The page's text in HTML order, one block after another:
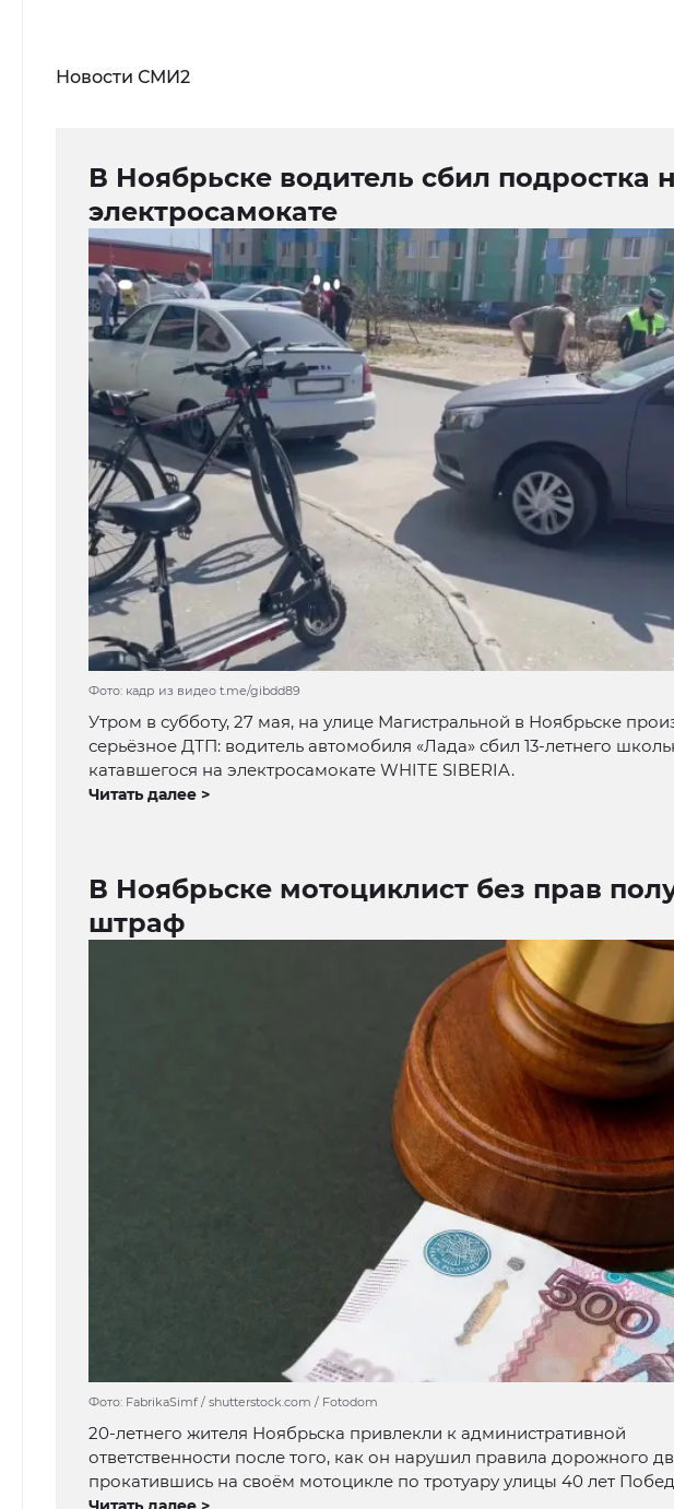
Новости СМИ2
В Ноябрьске водитель сбил подростка
электросамокате
Фото: кадр из видео t.me/gibdd89
Утром в субботу, 27 мая, на улице Магистральной в Ноябрьске
серьёзное ДТП: водитель автомобиля «Лада» сбил 13-летнего
катавшегося на электросамокате WHITE SIBERIA.
Читать далее >
В Ноябрьске мотоциклист без прав
штраф
Фото: FabrikaSimf / shutterstock.com / Fotodom
20-летнего жителя Ноябрьска привлекли к административной
ответственности после того, как он нарушил правила дорожного
прокатившись на своём мотоцикле по тротуару улицы 40 лет